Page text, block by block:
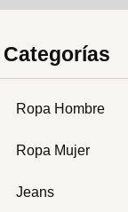
Categorías
Ropa Hombre
Ropa Mujer
Jeans